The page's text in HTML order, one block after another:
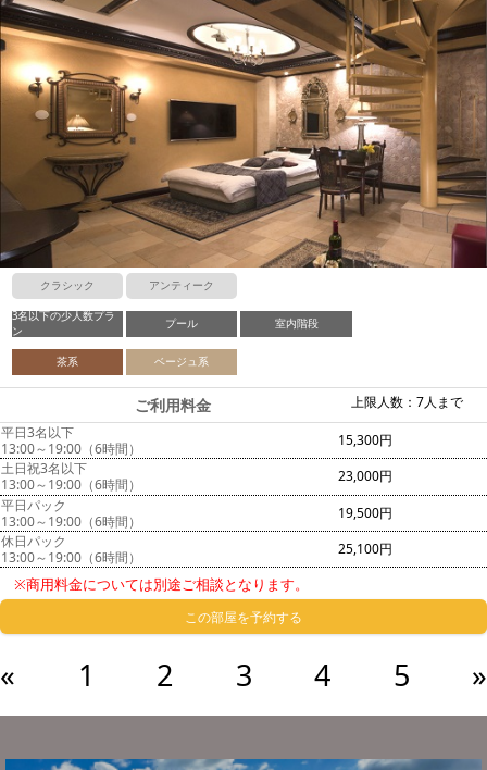
クラシック アンティーク
3名以下の少人数プラ
ン
プール 室内階段
茶系 ベージュ系
上限人数：7人まで
ご利用料金
平日3名以下
13:00～19:00（6時間）
15,300円
土日祝3名以下
13:00～19:00（6時間）
23,000円
平日パック
13:00～19:00（6時間）
19,500円
休日パック
13:00～19:00（6時間）
25,100円
※商用料金については別途ご相談となります。
この部屋を予約する
« 1 2 3 4 5 »